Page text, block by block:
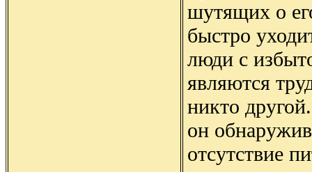
шутящих о
быстро
люди с
являются
никто
он
отсутствие